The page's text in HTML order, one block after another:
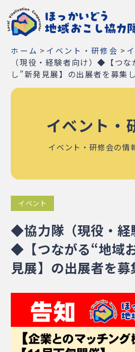
トップページ
地域おこし協力隊とは
募集情報
イベント・研修会
地域紹介
Q&A
・相談窓口・お問合せ
・プライバシーポリシー
・サイトマップ
ホーム > イベント・研修会 >
（現役・経験者向け）◆【つな
し”新発見展】の出展者を募集
イベント・
イベント・研修会の情
イベント
◆協力隊（現役・経
◆【つながる“地域
見展】の出展者を募